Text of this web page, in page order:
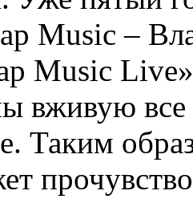
Music –
Music
вживую
Таким